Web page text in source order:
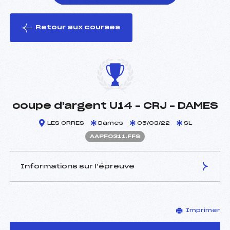
le ski
Retour aux courses
coupe d'argent U14 – CRJ – DAMES
LES ORRES Dames 05/03/22 SL
AAPF0311.FFS
Informations sur l’épreuve
RIBET NOEL (AP)
Arbitre :
TCHIKNAVORIAN
Imprimer